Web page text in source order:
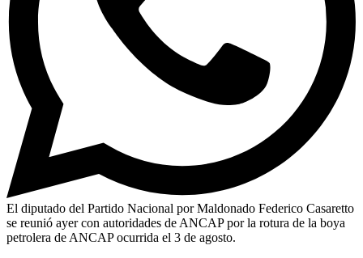
El diputado del Partido Nacional por Maldonado Federico Casaretto
se reunió ayer con autoridades de ANCAP por la rotura de la boya
petrolera de ANCAP ocurrida el 3 de agosto.